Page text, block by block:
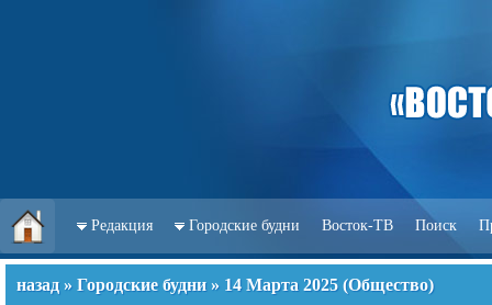
Редакция Городские будни Восток-ТВ Поиск
назад » Городские будни » 14 Марта 2025 (Общество)